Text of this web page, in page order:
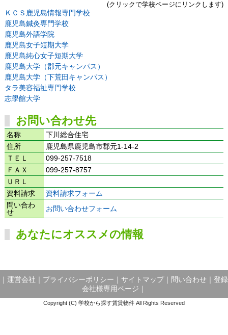
(クリックで学校ページにリンクします)
ＫＣＳ鹿児島情報専門学校
鹿児島鍼灸専門学校
鹿児島外語学院
鹿児島女子短期大学
鹿児島純心女子短期大学
鹿児島大学（郡元キャンパス）
鹿児島大学（下荒田キャンパス）
タラ美容福祉専門学校
志學館大学
お問い合わせ先
名称
下川総合住宅
住所
鹿児島県鹿児島市郡元1-14-2
ＴＥＬ
099-257-7518
ＦＡＸ
099-257-8757
ＵＲＬ
資料請求
資料請求フォーム
問い合わ
せ
お問い合わせフォーム
あなたにオススメの情報
運営会社 プライバシーポリシー サイトマップ｜ 問い合わせ
登録
会社様専用ページ
Copyright (C) 学校から探す賃貸物件 All Rights Reserved